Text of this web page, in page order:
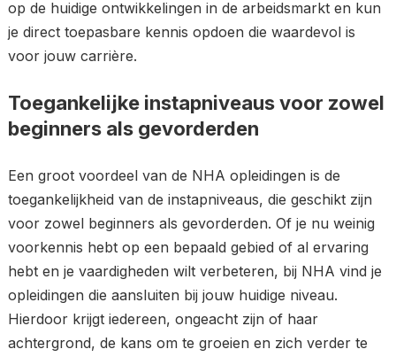
op de huidige ontwikkelingen in de arbeidsmarkt en kun
je direct toepasbare kennis opdoen die waardevol is
voor jouw carrière.
Toegankelijke instapniveaus voor zowel
beginners als gevorderden
Een groot voordeel van de NHA opleidingen is de
toegankelijkheid van de instapniveaus, die geschikt zijn
voor zowel beginners als gevorderden. Of je nu weinig
voorkennis hebt op een bepaald gebied of al ervaring
hebt en je vaardigheden wilt verbeteren, bij NHA vind je
opleidingen die aansluiten bij jouw huidige niveau.
Hierdoor krijgt iedereen, ongeacht zijn of haar
achtergrond, de kans om te groeien en zich verder te